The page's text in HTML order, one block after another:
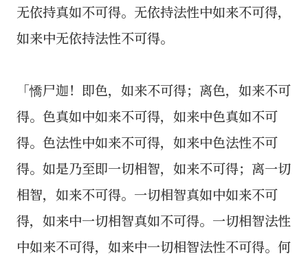
无依持真如不可得。无依持法性中如来不可得，
如来中无依持法性不可得。
「憍尸迦！即色，如来不可得；离色，如来不可
得。色真如中如来不可得，如来中色真如不可
得。色法性中如来不可得，如来中色法性不可
得。如是乃至即一切相智，如来不可得；离一切
相智，如来不可得。一切相智真如中如来不可
得，如来中一切相智真如不可得。一切相智法性
中如来不可得，如来中一切相智法性不可得。何